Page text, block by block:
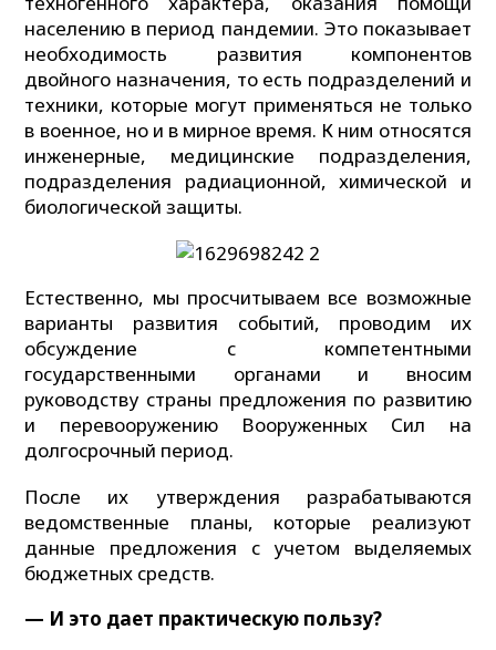
населению в период пандемии. Это показывает
необходимость развития компонентов
двойного назначения, то есть подразделений и
техники, которые могут применяться не только
в военное, но и в мирное время. К ним относятся
инженерные, медицинские подразделения,
подразделения радиационной, химической и
биологической защиты.
Естественно, мы просчитываем все возможные
варианты развития событий, проводим их
обсуждение с компетентными
государственными органами и вносим
руководству страны предложения по развитию
и перевооружению Вооруженных Сил на
долгосрочный период.
После их утверждения разрабатываются
ведомственные планы, которые реализуют
данные предложения с учетом выделяемых
бюджетных средств.
— И это дает практическую пользу?